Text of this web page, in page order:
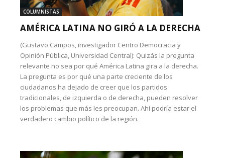
COLUMNISTAS
AMÉRICA LATINA NO GIRÓ A LA DERECHA
(Gustavo Campos, investigador Centro Democracia y
Opinión Pública, Universidad Central): Quizás la pregunta
relevante no sea por qué América Latina gira a la derecha.
La pregunta es por qué una parte creciente de los
ciudadanos ha dejado de creer que los partidos
tradicionales, de izquierda o de derecha, pueden resolver
los problemas que más les preocupan. Ahí podría estar el
verdadero cambio político de la región.